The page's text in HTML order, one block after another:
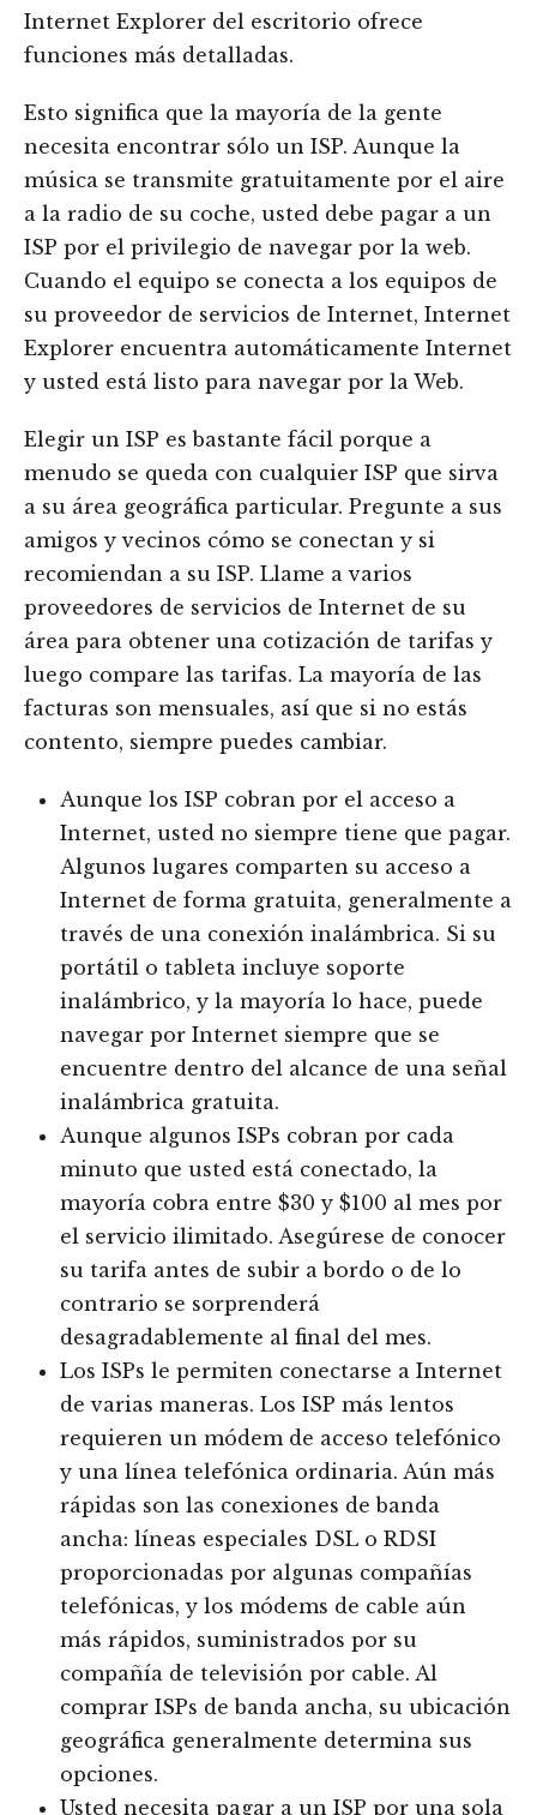
Internet Explorer del escritorio ofrece
funciones más detalladas.
Esto significa que la mayoría de la gente
necesita encontrar sólo un ISP. Aunque la
música se transmite gratuitamente por el aire
a la radio de su coche, usted debe pagar a un
ISP por el privilegio de navegar por la web.
Cuando el equipo se conecta a los equipos de
su proveedor de servicios de Internet, Internet
Explorer encuentra automáticamente Internet
y usted está listo para navegar por la Web.
Elegir un ISP es bastante fácil porque a
menudo se queda con cualquier ISP que sirva
a su área geográfica particular. Pregunte a sus
amigos y vecinos cómo se conectan y si
recomiendan a su ISP. Llame a varios
proveedores de servicios de Internet de su
área para obtener una cotización de tarifas y
luego compare las tarifas. La mayoría de las
facturas son mensuales, así que si no estás
contento, siempre puedes cambiar.
Aunque los ISP cobran por el acceso a
Internet, usted no siempre tiene que pagar.
Algunos lugares comparten su acceso a
Internet de forma gratuita, generalmente a
través de una conexión inalámbrica. Si su
portátil o tableta incluye soporte
inalámbrico, y la mayoría lo hace, puede
navegar por Internet siempre que se
encuentre dentro del alcance de una señal
inalámbrica gratuita.
Aunque algunos ISPs cobran por cada
minuto que usted está conectado, la
mayoría cobra entre $30 y $100 al mes por
el servicio ilimitado. Asegúrese de conocer
su tarifa antes de subir a bordo o de lo
contrario se sorprenderá
desagradablemente al final del mes.
Los ISPs le permiten conectarse a Internet
de varias maneras. Los ISP más lentos
requieren un módem de acceso telefónico
y una línea telefónica ordinaria. Aún más
rápidas son las conexiones de banda
ancha: líneas especiales DSL o RDSI
proporcionadas por algunas compañías
telefónicas, y los módems de cable aún
más rápidos, suministrados por su
compañía de televisión por cable. Al
comprar ISPs de banda ancha, su ubicación
geográfica generalmente determina sus
opciones.
Usted necesita pagar a un ISP por una sola